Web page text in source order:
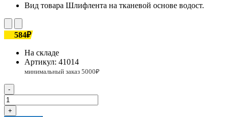
Вид товара Шлифлента на тканевой основе водост.
584₽
На складе
Артикул: 41014
-
+